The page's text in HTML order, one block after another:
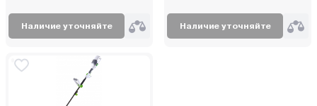
Наличие уточняйте Наличие уточняйте